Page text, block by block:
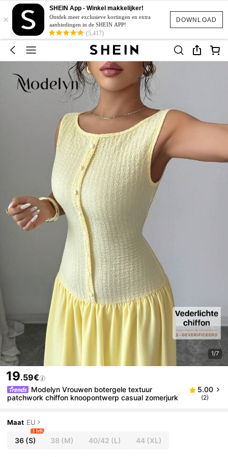
DOWNLOAD
×
SHEIN App - Winkel makkelijker!
Ontdek meer exclusieve kortingen en extra
aanbiedingen in de SHEIN APP!
(5,417)
1/7
19.59€
Modelyn Vrouwen botergele textuur
patchwork chiffon knoopontwerp casual zomerjurk
5.00
(2)
Maat EU
36(S)
1 left
38 (M) 40/42 (L) 44(XL)